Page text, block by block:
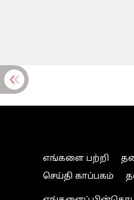
எங்களை பற்றி
செய்தி காப்பகம்